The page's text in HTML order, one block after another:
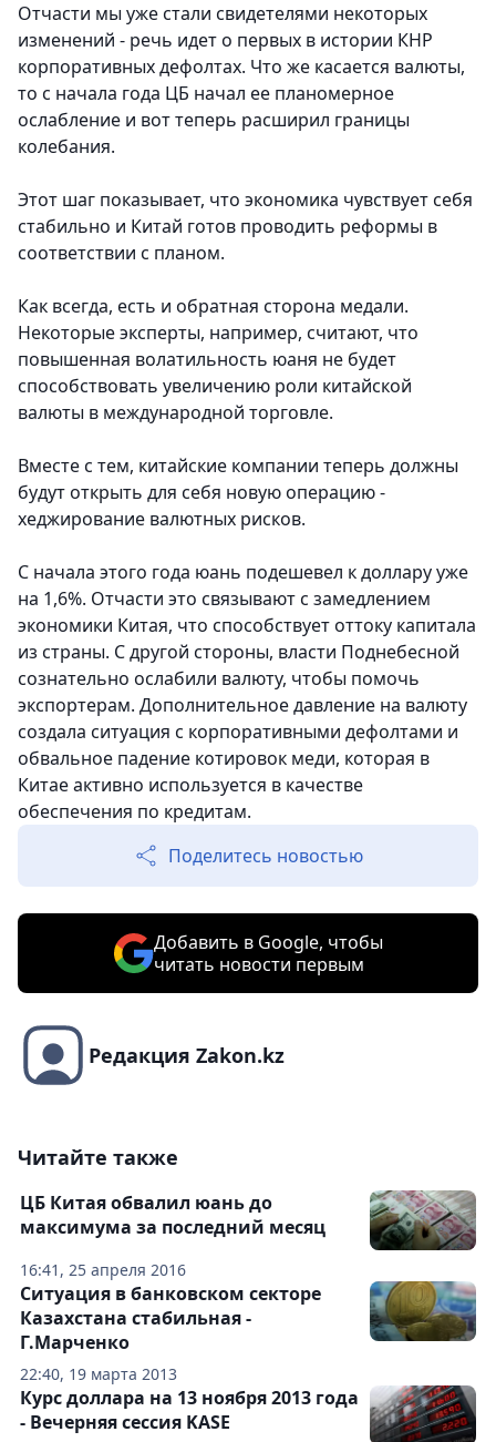
Отчасти мы уже стали свидетелями некоторых
изменений - речь идет о первых в истории КНР
корпоративных дефолтах. Что же касается валюты,
то с начала года ЦБ начал ее планомерное
ослабление и вот теперь расширил границы
колебания.
Этот шаг показывает, что экономика чувствует себя
стабильно и Китай готов проводить реформы в
соответствии с планом.
Как всегда, есть и обратная сторона медали.
Некоторые эксперты, например, считают, что
повышенная волатильность юаня не будет
способствовать увеличению роли китайской
валюты в международной торговле.
Вместе с тем, китайские компании теперь должны
будут открыть для себя новую операцию -
хеджирование валютных рисков.
С начала этого года юань подешевел к доллару уже
на 1,6%. Отчасти это связывают с замедлением
экономики Китая, что способствует оттоку капитала
из страны. С другой стороны, власти Поднебесной
сознательно ослабили валюту, чтобы помочь
экспортерам. Дополнительное давление на валюту
создала ситуация с корпоративными дефолтами и
обвальное падение котировок меди, которая в
Китае активно используется в качестве
обеспечения по кредитам.
Поделитесь новостью
Добавить в Google, чтобы
читать новости первым
Редакция Zakon.kz
Читайте также
16:41, 25 апреля 2016
ЦБ Китая обвалил юань до
максимума за последний месяц
22:40, 19 марта 2013
Ситуация в банковском секторе
Казахстана стабильная -
Г.Марченко
Курс доллара на 13 ноября 2013 года
- Вечерняя сессия KASE